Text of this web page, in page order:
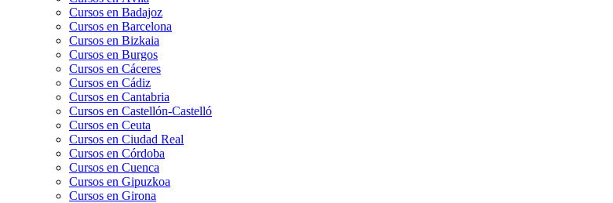
Cursos en Badajoz
Cursos en Barcelona
Cursos en Bizkaia
Cursos en Burgos
Cursos en Cáceres
Cursos en Cádiz
Cursos en Cantabria
Cursos en Castellón-Castelló
Cursos en Ceuta
Cursos en Ciudad Real
Cursos en Córdoba
Cursos en Cuenca
Cursos en Gipuzkoa
Cursos en Girona